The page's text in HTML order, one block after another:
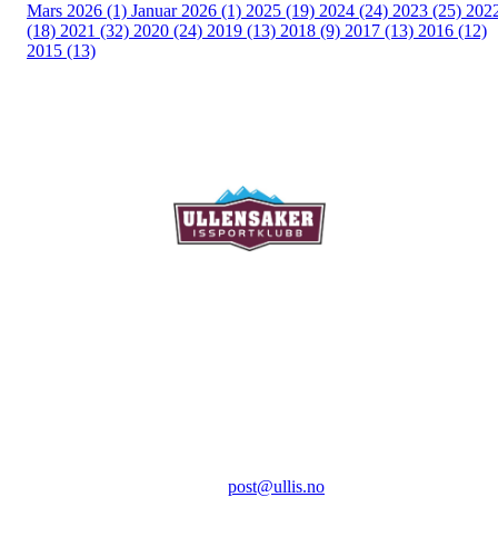
Mars 2026 (1) Januar 2026 (1) 2025 (19) 2024 (24) 2023 (25)
(18) 2021 (32) 2020 (24) 2019 (13) 2018 (9) 2017 (13) 2016 (12)
2015 (13)
post@ullis.no